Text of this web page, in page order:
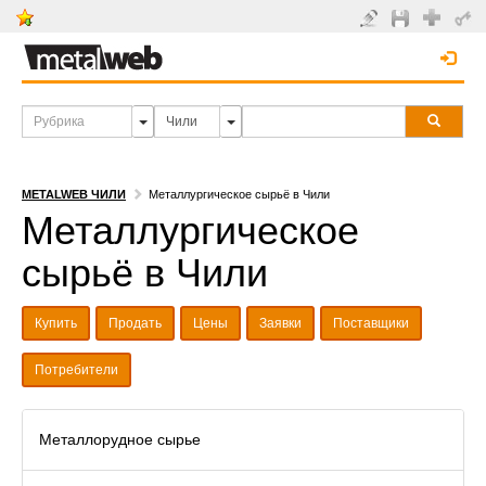
METALWEB ЧИЛИ Металлургическое сырьё в Чили
Металлургическое
сырьё в Чили
Купить Продать Цены Заявки Поставщики
Потребители
Металлорудное сырье